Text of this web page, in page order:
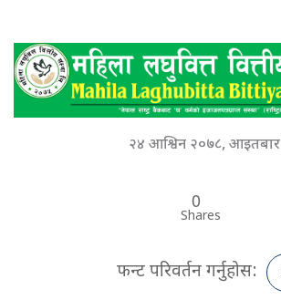
२४ आश्विन २०७८, आइतबार
0
Shares
फन्ट परिवर्तन गर्नुहोस: